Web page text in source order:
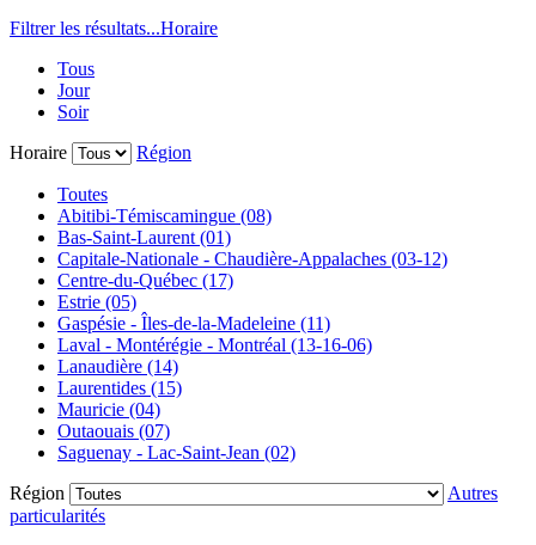
Filtrer les résultats...Horaire
Tous
Jour
Soir
Horaire
Région
Toutes
Abitibi-Témiscamingue (08)
Bas-Saint-Laurent (01)
Capitale-Nationale - Chaudière-Appalaches (03-12)
Centre-du-Québec (17)
Estrie (05)
Gaspésie - Îles-de-la-Madeleine (11)
Laval - Montérégie - Montréal (13-16-06)
Lanaudière (14)
Laurentides (15)
Mauricie (04)
Outaouais (07)
Saguenay - Lac-Saint-Jean (02)
Région
Autres
particularités